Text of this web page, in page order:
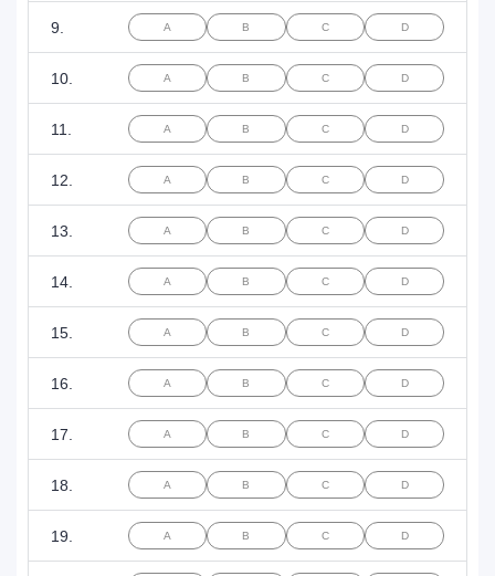
9. A B C D
10. A B C D
11. A B C D
12. A B C D
13. A B C D
14. A B C D
15. A B C D
16. A B C D
17. A B C D
18. A B C D
19. A B C D